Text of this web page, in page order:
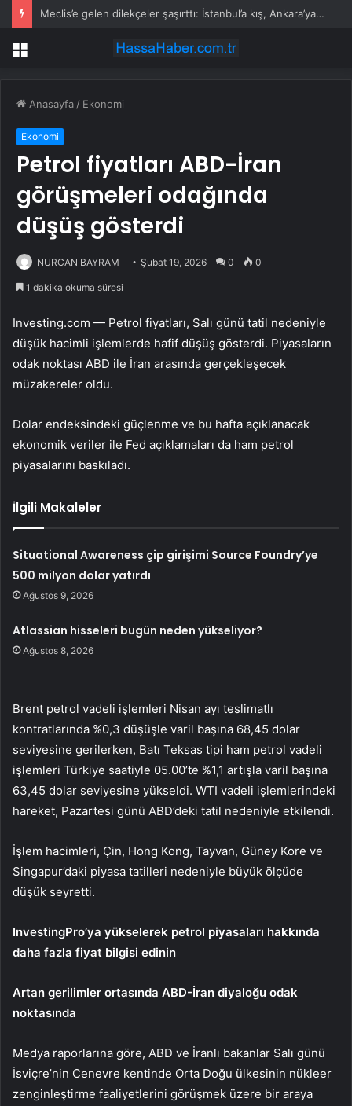
Meclis’e gelen dilekçeler şaşırttı: İstanbul’a kış, Ankara’ya yaz başkenti önerisi
Menü
Anasayfa / Ekonomi
Ekonomi
Petrol fiyatları ABD-İran
görüşmeleri odağında
düşüş gösterdi
NURCAN BAYRAM Şubat 19, 2026 0 0
1 dakika okuma süresi
Investing.com — Petrol fiyatları, Salı günü tatil nedeniyle
düşük hacimli işlemlerde hafif düşüş gösterdi. Piyasaların
odak noktası ABD ile İran arasında gerçekleşecek
müzakereler oldu.
Dolar endeksindeki güçlenme ve bu hafta açıklanacak
ekonomik veriler ile Fed açıklamaları da ham petrol
piyasalarını baskıladı.
İlgili Makaleler
Situational Awareness çip girişimi Source Foundry’ye
500 milyon dolar yatırdı
Ağustos 9, 2026
Atlassian hisseleri bugün neden yükseliyor?
Ağustos 8, 2026
Brent petrol vadeli işlemleri Nisan ayı teslimatlı
kontratlarında %0,3 düşüşle varil başına 68,45 dolar
seviyesine gerilerken, Batı Teksas tipi ham petrol vadeli
işlemleri Türkiye saatiyle 05.00’te %1,1 artışla varil başına
63,45 dolar seviyesine yükseldi. WTI vadeli işlemlerindeki
hareket, Pazartesi günü ABD’deki tatil nedeniyle etkilendi.
İşlem hacimleri, Çin, Hong Kong, Tayvan, Güney Kore ve
Singapur’daki piyasa tatilleri nedeniyle büyük ölçüde
düşük seyretti.
InvestingPro’ya yükselerek petrol piyasaları hakkında
daha fazla fiyat bilgisi edinin
Artan gerilimler ortasında ABD-İran diyaloğu odak
noktasında
Medya raporlarına göre, ABD ve İranlı bakanlar Salı günü
İsviçre’nin Cenevre kentinde Orta Doğu ülkesinin nükleer
zenginleştirme faaliyetlerini görüşmek üzere bir araya